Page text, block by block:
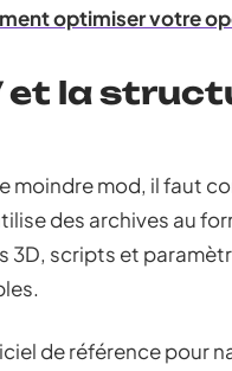
optimiser votre
et la
moindre mod, il faut
des archives au
3D, scripts et
de référence pour